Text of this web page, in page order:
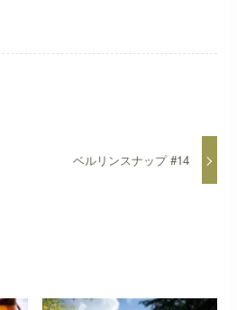
ベルリンスナップ #14